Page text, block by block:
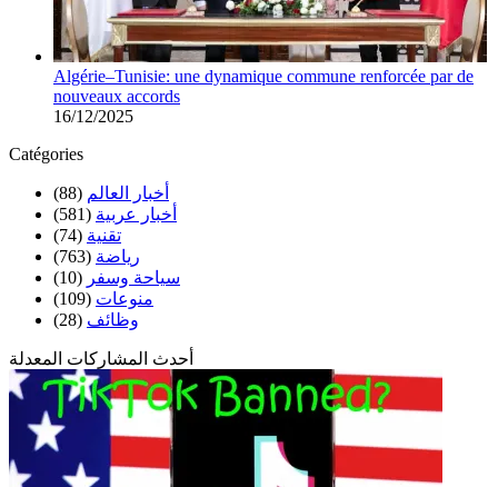
Algérie–Tunisie: une dynamique commune renforcée par de
nouveaux accords
16/12/2025
Catégories
أخبار العالم (88)
أخبار عربية (581)
تقنية (74)
رياضة (763)
سياحة وسفر (10)
منوعات (109)
وظائف (28)
أحدث المشاركات المعدلة